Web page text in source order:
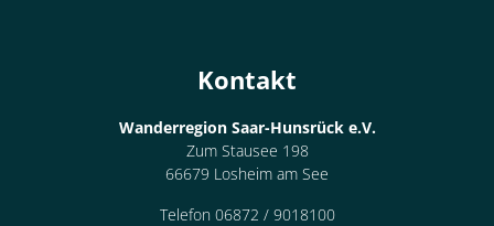
Kontakt
Wanderregion Saar-Hunsrück e.V.
Zum Stausee 198
66679 Losheim am See
Telefon 06872 / 9018100